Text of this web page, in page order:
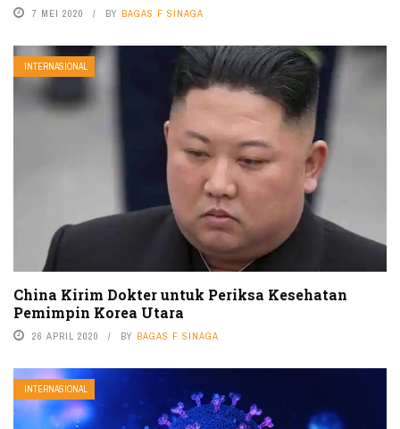
7 MEI 2020 BY BAGAS F SINAGA
INTERNASIONAL
China Kirim Dokter untuk Periksa Kesehatan
Pemimpin Korea Utara
26 APRIL 2020 BY BAGAS F SINAGA
INTERNASIONAL